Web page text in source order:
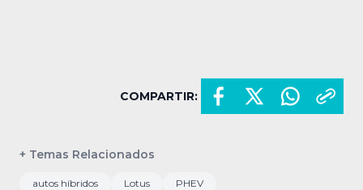
COMPARTIR:
+ Temas Relacionados
autos híbridos Lotus PHEV